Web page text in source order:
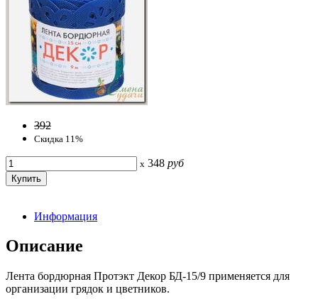
392
Скидка 11%
x 348 руб
Информация
Описание
Лента бордюрная Протэкт Декор БД-15/9 применяется для
организации грядок и цветников.